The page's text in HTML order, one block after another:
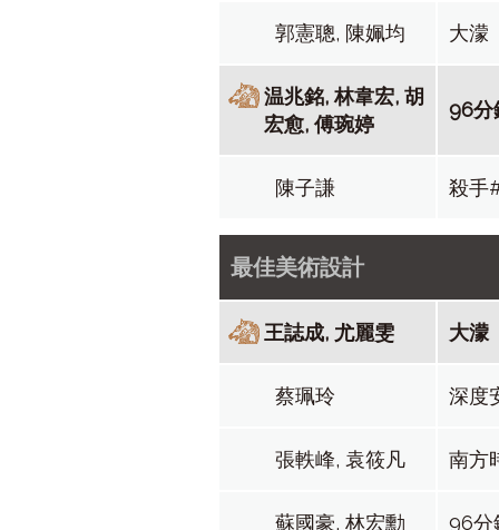
郭憲聰, 陳姵均 大濛
温兆銘, 林韋宏, 胡
宏愈, 傅琬婷
96分
陳子謙 殺手
最佳美術設計
王誌成, 尤麗雯 大濛
蔡珮玲 深度
張軼峰, 袁筱凡 南方
蘇國豪, 林宏勳 96分